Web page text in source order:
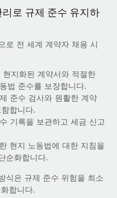
로 지원
리
세계 개발자 및 운영자
위해 Remote와 전략적 파
및 웰니스 스타트업인 Reverse
고 글로벌 계약직 인력 및 미국
및 Xero와의 통합과
업이 전 세계 어디서든 업무에 가
하고 급여를 지급하도록 돕는 것
로 규제 준수 유지하
로 전 세계 계약자 채용 시
현지화된 계약서와 적절한
법 준수를 보장합니다.
준수 검사와 원활한 계약
합니다.
기록을 보관하고 세금 신고
현지 노동법에 대한 지침을
순화합니다.
식은 규제 준수 위험을 최소
합니다.